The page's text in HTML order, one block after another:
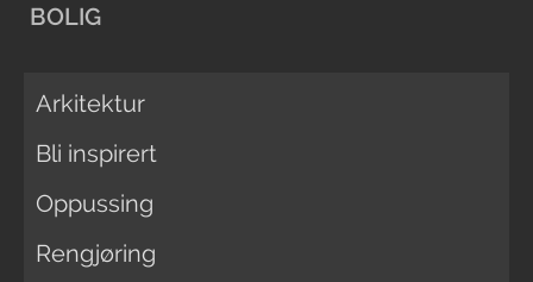
BOLIG
Arkitektur
Bli inspirert
Oppussing
Rengjøring